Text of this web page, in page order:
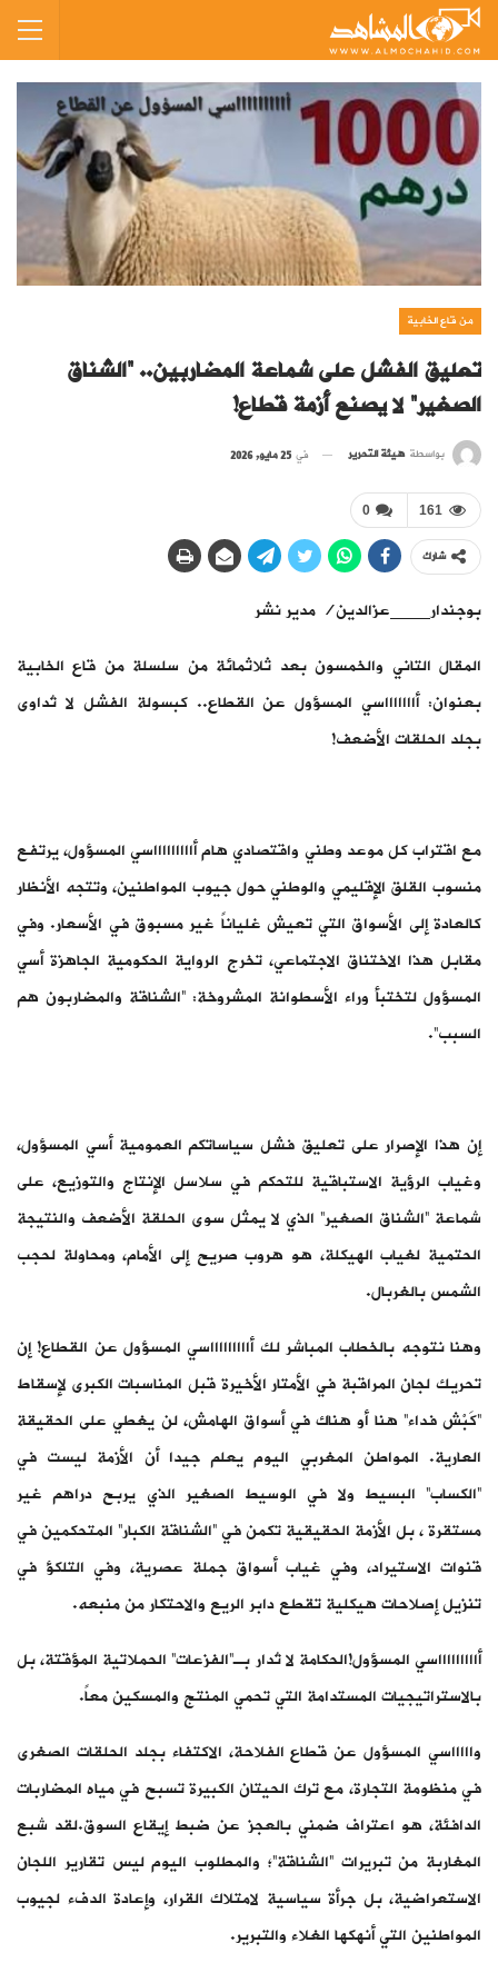
من قاع الخابية
تعليق الفشل على شماعة المضاربين.. “الشناق
الصغير” لا يصنع أزمة قطاع!
بواسطة هيئة التحرير في 25 مايو, 2026
0 161
شارك
بوجندار____عزالدين/ مدير نشر
المقال التاني والخمسون بعد ثلاثمائة من سلسلة من قاع الخابية
بعنوان: أاااااااسي المسؤول عن القطاع.. كبسولة الفشل لا تُداوى
بجلد الحلقات الأضعف!
مع اقتراب كل موعد وطني واقتصادي هام أاااااااااسي المسؤول، يرتفع
منسوب القلق الإقليمي والوطني حول جيوب المواطنين، وتتجه الأنظار
كالعادة إلى الأسواق التي تعيش غلياناً غير مسبوق في الأسعار. وفي
مقابل هذا الاختناق الاجتماعي، تخرج الرواية الحكومية الجاهزة أسي
المسؤول لتختبأ وراء الأسطوانة المشروخة: “الشناقة والمضاربون هم
السبب”.
إن هذا الإصرار على تعليق فشل سياساتكم العمومية أسي المسؤول،
وغياب الرؤية الاستباقية للتحكم في سلاسل الإنتاج والتوزيع، على
شماعة “الشناق الصغير” الذي لا يمثل سوى الحلقة الأضعف والنتيجة
الحتمية لغياب الهيكلة، هو هروب صريح إلى الأمام، ومحاولة لحجب
الشمس بالغربال.
وهنا نتوجه بالخطاب المباشر لك أاااااااااسي المسؤول عن القطاع! إن
تحريك لجان المراقبة في الأمتار الأخيرة قبل المناسبات الكبرى لإسقاط
“كَبْش فداء” هنا أو هناك في أسواق الهامش، لن يغطي على الحقيقة
العارية. المواطن المغربي اليوم يعلم جيدا أن الأزمة ليست في
“الكساب” البسيط ولا في الوسيط الصغير الذي يربح دراهم غير
مستقرة ، بل الأزمة الحقيقية تكمن في “الشناقة الكبار” المتحكمين في
قنوات الاستيراد، وفي غياب أسواق جملة عصرية، وفي التلكؤ في
تنزيل إصلاحات هيكلية تقطع دابر الريع والاحتكار من منبعه.
أاااااااااسي المسؤول!الحكامة لا تُدار بـ”الفزعات” الحملاتية المؤقتة، بل
بالاستراتيجيات المستدامة التي تحمي المنتج والمسكين معاً.
واااااسي المسؤول عن قطاع الفلاحة، الاكتفاء بجلد الحلقات الصغرى
في منظومة التجارة، مع ترك الحيتان الكبيرة تسبح في مياه المضاربات
الدافئة، هو اعتراف ضمني بالعجز عن ضبط إيقاع السوق.لقد شبع
المغاربة من تبريرات “الشناقة”؛ والمطلوب اليوم ليس تقارير اللجان
الاستعراضية، بل جرأة سياسية لامتلاك القرار، وإعادة الدفء لجيوب
المواطنين التي أنهكها الغلاء والتبرير.